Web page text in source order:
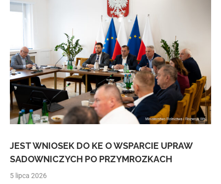
JEST WNIOSEK DO KE O WSPARCIE UPRAW
SADOWNICZYCH PO PRZYMROZKACH
5 lipca 2026